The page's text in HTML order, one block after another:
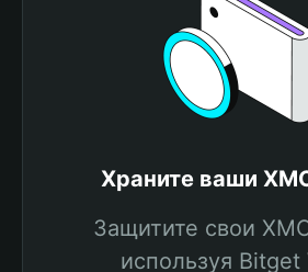
Храните ваши
Защитите свои
используя Bitget